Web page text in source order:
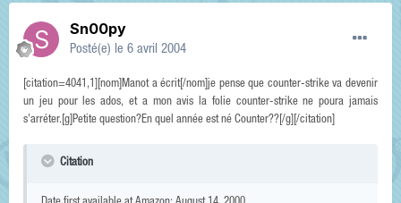
Sn00py
Posté(e) le 6 avril 2004
[citation=4041,1][nom]Manot a écrit[/nom]je pense que counter-strike va devenir
un jeu pour les ados, et a mon avis la folie counter-strike ne poura jamais
s'arréter.[g]Petite question?En quel année est né Counter??[/g][/citation]
Citation